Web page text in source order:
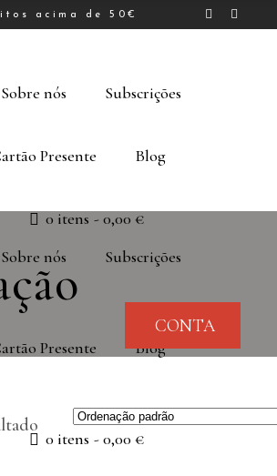
acima de 50€
Sobre nós Subscrições
Presente Blog
0 itens 0,00 €
CONTA
Sobre nós Subscrições
Presente Blog
0 itens 0,00 €